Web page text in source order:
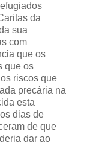
da
sua
com
que os
que os
riscos que
precária na
esta
dias de
de que
dar ao